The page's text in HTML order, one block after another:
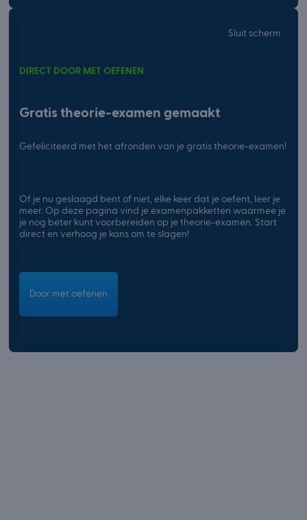
Sluit scherm
DIRECT DOOR MET OEFENEN
Gratis theorie-examen gemaakt
Gefeliciteerd met het afronden van je gratis theorie-examen!
Of je nu geslaagd bent of niet, elke keer dat je oefent, leer je
meer. Op deze pagina vind je examenpakketten waarmee je
je nog beter kunt voorbereiden op je theorie-examen. Start
direct en verhoog je kans om te slagen!
Door met oefenen